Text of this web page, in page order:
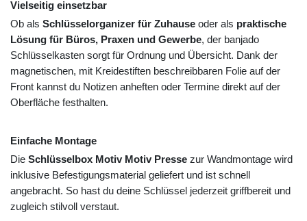
Vielseitig einsetzbar
Ob als Schlüsselorganizer für Zuhause oder als praktische
Lösung für Büros, Praxen und Gewerbe, der banjado
Schlüsselkasten sorgt für Ordnung und Übersicht. Dank der
magnetischen, mit Kreidestiften beschreibbaren Folie auf der
Front kannst du Notizen anheften oder Termine direkt auf der
Oberfläche festhalten.
Einfache Montage
Die Schlüsselbox Motiv Motiv Presse zur Wandmontage wird
inklusive Befestigungsmaterial geliefert und ist schnell
angebracht. So hast du deine Schlüssel jederzeit griffbereit und
zugleich stilvoll verstaut.